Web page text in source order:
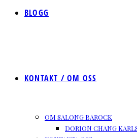
BLOGG
KONTAKT / OM OSS
OM SALONG BAROCK
DORION CHANG